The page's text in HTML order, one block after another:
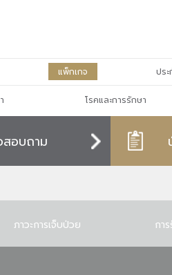
แพ็กเกจ ประ
โรคและการรักษา
อบถาม
ภาวะการเจ็บป่วย กา